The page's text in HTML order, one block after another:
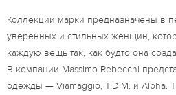
Коллекции марки предназначены в
уверенных и стильных женщин,
каждую вещь так, как будто она
В компании Massimo Rebecchi
одежды — Viamaggio, T.D.M. и Alpha.